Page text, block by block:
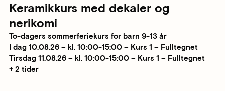
Keramikkurs med dekaler og
nerikomi
To-dagers sommerferiekurs for barn 9-13 år
I dag 10.08.26 – kl. 10:00-15:00 – Kurs 1 – Fulltegnet
Tirsdag 11.08.26 – kl. 10:00-15:00 – Kurs 1 – Fulltegnet
+ 2 tider